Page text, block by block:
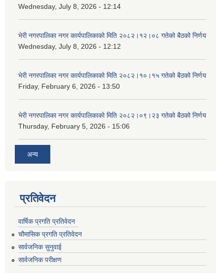
Wednesday, July 8, 2026 - 12:14
भेरी नगरपालिका नगर कार्यपालिकाको मिति २०८२।१२।०८ गतेको बैठको निर्णय
Wednesday, July 8, 2026 - 12:12
भेरी नगरपालिका नगर कार्यपालिकाको मिति २०८२।१०।१५ गतेको बैठको निर्णय
Friday, February 6, 2026 - 13:50
भेरी नगरपालिका नगर कार्यपालिकाको मिति २०८२।०९।२३ गतेको बैठको निर्णय
Thursday, February 5, 2026 - 15:06
अन्य
प्रतिवेदन
वार्षिक प्रगति प्रतिवेदन
चौमासिक प्रगति प्रतिवेदन
सार्वजनिक सुनुवाई
सार्वजनिक परीक्षण